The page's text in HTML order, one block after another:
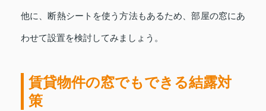
他に、断熱シートを使う方法もあるため、部屋の窓にあ
わせて設置を検討してみましょう。
賃貸物件の窓でもできる結露対
策